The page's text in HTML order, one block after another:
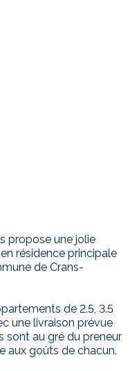
propose une jolie
résidence principale
de Crans-
de 2.5, 3.5
une livraison prévue
sont au gré du preneur
aux goûts de chacun.